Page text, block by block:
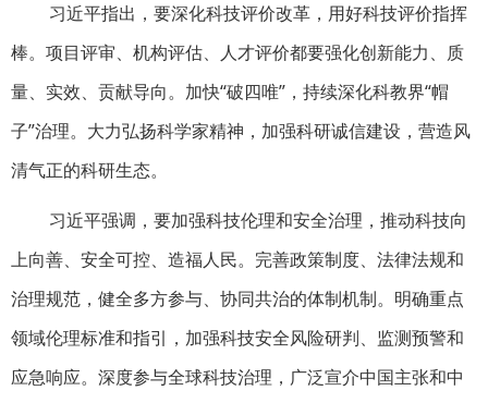
习近平指出，要深化科技评价改革，用好科技评价指挥
棒。项目评审、机构评估、人才评价都要强化创新能力、质
量、实效、贡献导向。加快“破四唯”，持续深化科教界“帽
子”治理。大力弘扬科学家精神，加强科研诚信建设，营造风
清气正的科研生态。
习近平强调，要加强科技伦理和安全治理，推动科技向
上向善、安全可控、造福人民。完善政策制度、法律法规和
治理规范，健全多方参与、协同共治的体制机制。明确重点
领域伦理标准和指引，加强科技安全风险研判、监测预警和
应急响应。深度参与全球科技治理，广泛宣介中国主张和中